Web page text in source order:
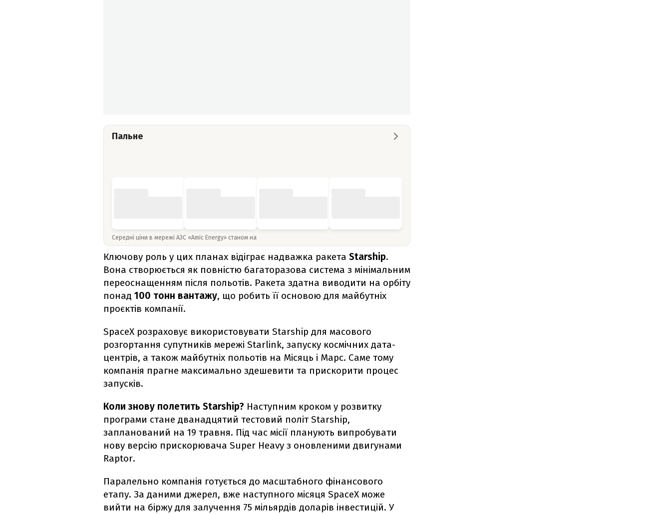
Пальне
Середні ціни в мережі АЗС «Amic Energy» станом на
Ключову роль у цих планах відіграє надважка ракета Starship.
Вона створюється як повністю багаторазова система з мінімальним
переоснащенням після польотів. Ракета здатна виводити на орбіту
понад 100 тонн вантажу, що робить її основою для майбутніх
проєктів компанії.
SpaceX розраховує використовувати Starship для масового
розгортання супутників мережі Starlink, запуску космічних дата-
центрів, а також майбутніх польотів на Місяць і Марс. Саме тому
компанія прагне максимально здешевити та прискорити процес
запусків.
Коли знову полетить Starship? Наступним кроком у розвитку
програми стане дванадцятий тестовий політ Starship,
запланований на 19 травня. Під час місії планують випробувати
нову версію прискорювача Super Heavy з оновленими двигунами
Raptor.
Паралельно компанія готується до масштабного фінансового
етапу. За даними джерел, вже наступного місяця SpaceX може
вийти на біржу для залучення 75 мільярдів доларів інвестицій. У